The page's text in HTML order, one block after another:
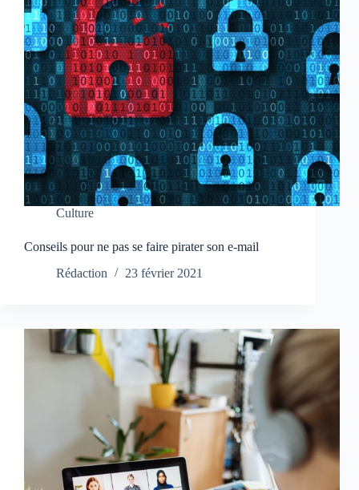
Culture
Conseils pour ne pas se faire pirater son e-mail
Rédaction
23 février 2021